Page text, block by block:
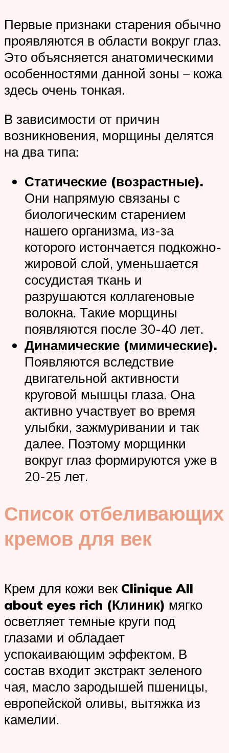
Первые признаки старения обычно
проявляются в области вокруг глаз.
Это объясняется анатомическими
особенностями данной зоны – кожа
здесь очень тонкая.
В зависимости от причин
возникновения, морщины делятся
на два типа:
Статические (возрастные).
Они напрямую связаны с
биологическим старением
нашего организма, из-за
которого истончается подкожно-
жировой слой, уменьшается
сосудистая ткань и
разрушаются коллагеновые
волокна. Такие морщины
появляются после 30-40 лет.
Динамические (мимические).
Появляются вследствие
двигательной активности
круговой мышцы глаза. Она
активно участвует во время
улыбки, зажмуривании и так
далее. Поэтому морщинки
вокруг глаз формируются уже в
20-25 лет.
Список отбеливающих
кремов для век
Крем для кожи век Clinique All
about eyes rich (Клиник) мягко
осветляет темные круги под
глазами и обладает
успокаивающим эффектом. В
состав входит экстракт зеленого
чая, масло зародышей пшеницы,
европейской оливы, вытяжка из
камелии.